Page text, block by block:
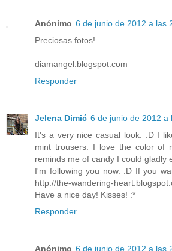
Anónimo 6 de junio de 2012 a las
Preciosas fotos!
diamangel.blogspot.com
Responder
Jelena Dimić 6 de junio de 2012 a
It's a very nice casual look. :D I
mint trousers. I love the color of
reminds me of candy I could gladly
I'm following you now. :D If you
http://the-wandering-
Have a nice day! Kisses! :*
Responder
Anónimo 6 de junio de 2012 a las